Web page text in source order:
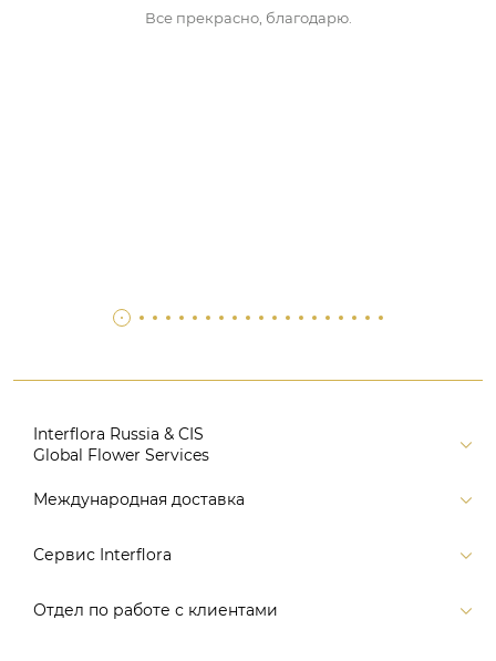
Все прекрасно, благодарю.
Interflora Russia & CIS
Global Flower Services
Версия для печати
Поиск
Международная доставка
Россия
Европа
Сервис Interflora
Заказ и оплата
Отдел по работе с клиентами